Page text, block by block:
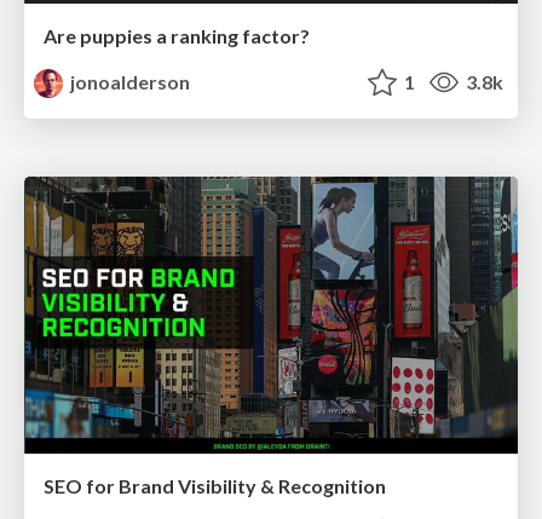
Are puppies a ranking factor?
jonoalderson
1 3.8k
SEO for Brand Visibility & Recognition